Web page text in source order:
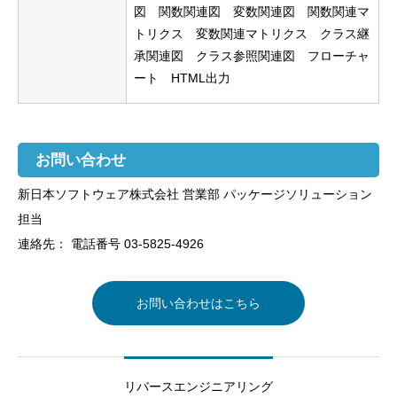
図 関数関連図 変数関連図 関数関連マ
トリクス 変数関連マトリクス クラス継
承関連図 クラス参照関連図 フローチャ
ート HTML出力
お問い合わせ
新日本ソフトウェア株式会社 営業部 パッケージソリューション
担当
連絡先： 電話番号 03-5825-4926
お問い合わせはこちら
リバースエンジニアリング